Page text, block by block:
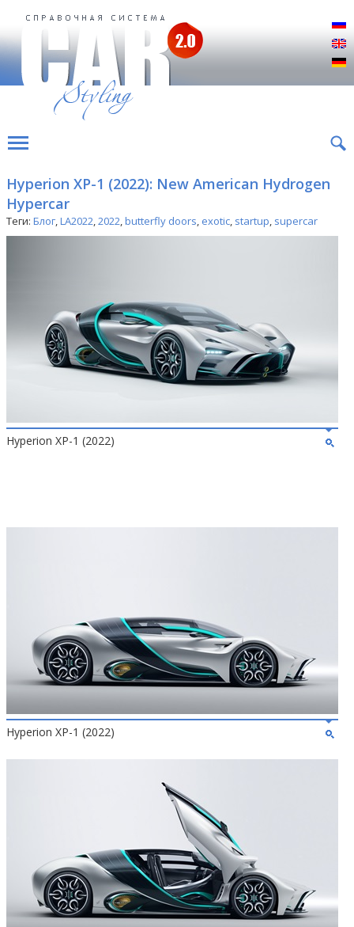
Hyperion XP-1 (2022): New American Hydrogen
Hypercar
Теги: Блог,LA2022,2022,butterfly doors, exotic, startup, supercar
Hyperion XP-1 (2022)
Hyperion XP-1 (2022)